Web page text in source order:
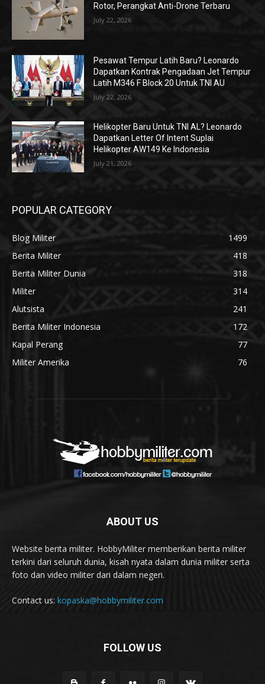
Rotor, Perangkat Anti-Drone Terbaru
July 22, 2026
Pesawat Tempur Latih Baru? Leonardo
Dapatkan Kontrak Pengadaan Jet Tempur
Latih M346 F Block 20 Untuk TNI AU
July 22, 2026
Helikopter Baru Untuk TNI AL? Leonardo
Dapatkan Letter Of Intent Suplai
Helikopter AW149 Ke Indonesia
July 21, 2026
POPULAR CATEGORY
Blog Militer
1499
Berita Militer
418
Berita Militer Dunia
318
Militer
314
Alutsista
241
Berita Militer Indonesia
172
Kapal Perang
77
Militer Amerika
76
ABOUT US
Website berita militer. HobbyMiliter memberikan berita militer
terkini dari seluruh dunia, kisah nyata dalam dunia militer serta
foto dan video militer dari dalam negeri.
Contact us: kopaska@hobbymiliter.com
FOLLOW US